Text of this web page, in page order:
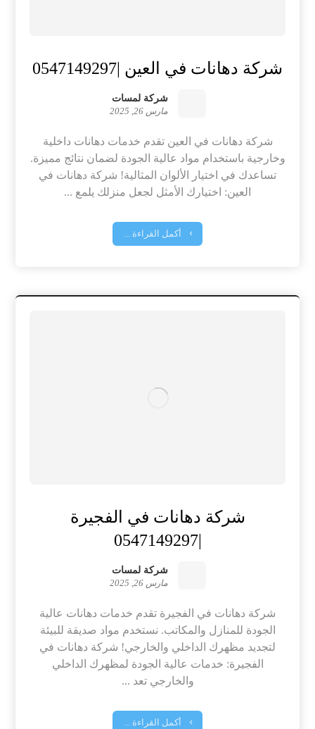
شركة دهانات في العين |0547149297
شركة لمسات
مارس 26, 2025
شركة دهانات في العين تقدم خدمات دهانات داخلية
وخارجية باستخدام مواد عالية الجودة لضمان نتائج مميزة.
تساعدك في اختيار الألوان المثالية! شركة دهانات في
العين: اختيارك الأمثل لجعل منزلك يلمع ...
أكمل القراءة ...
شركة دهانات في الفجيرة
|0547149297
شركة لمسات
مارس 26, 2025
شركة دهانات في الفجيرة تقدم خدمات دهانات عالية
الجودة للمنازل والمكاتب. نستخدم مواد صديقة للبيئة
لتجديد مظهرك الداخلي والخارجي! شركة دهانات في
الفجيرة: خدمات عالية الجودة لمظهرك الداخلي
والخارجي تعد ...
أكمل القراءة ...